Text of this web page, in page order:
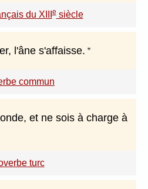
du XIIIesiècle
l'âne s'affaisse.
commun
et ne sois à charge à
turc